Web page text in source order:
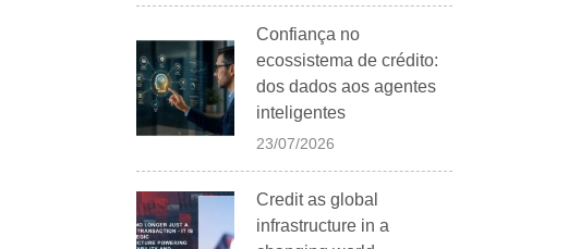
Confiança no
ecossistema de crédito:
dos dados aos agentes
inteligentes
23/07/2026
Credit as global
infrastructure in a